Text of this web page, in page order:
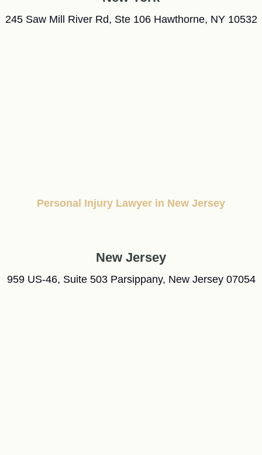
245 Saw Mill River Rd, Ste 106 Hawthorne, NY 10532
Personal Injury Lawyer in New Jersey
New Jersey
959 US-46, Suite 503 Parsippany, New Jersey 07054